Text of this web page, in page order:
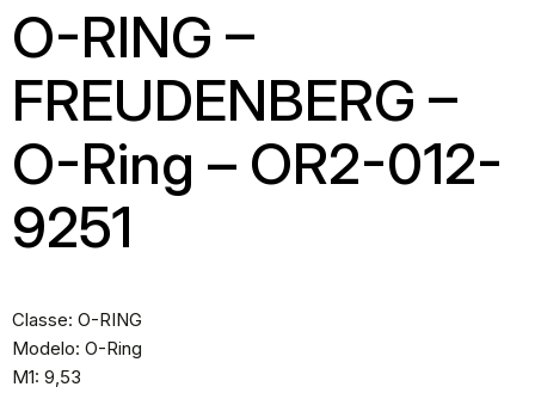
O-RING –
FREUDENBERG –
O-Ring – OR2-012-
9251
Classe: O-RING
Modelo: O-Ring
M1: 9,53